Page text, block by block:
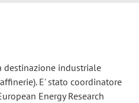
destinazione industriale
E' stato coordinatore
Energy Research